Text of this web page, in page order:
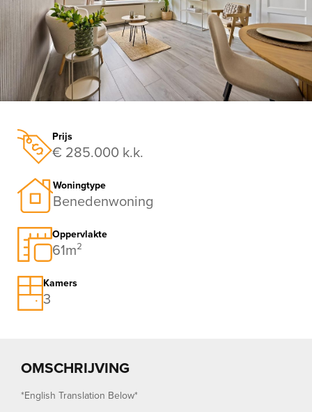
vorige
Prijs
€ 285.000 k.k.
Woningtype
Benedenwoning
Oppervlakte
61m²
Kamers
3
OMSCHRIJVING
*English Translation Below*